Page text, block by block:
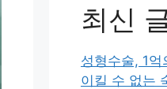
최신
성형수술, 1
이킬 수 없는